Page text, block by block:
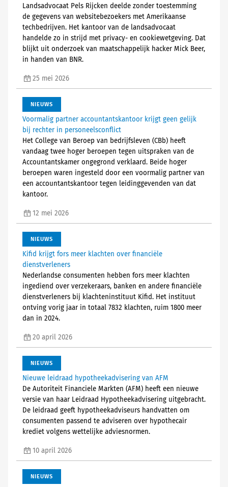
Landsadvocaat Pels Rijcken deelde zonder toestemming
de gegevens van websitebezoekers met Amerikaanse
techbedrijven. Het kantoor van de landsadvocaat
handelde zo in strijd met privacy- en cookiewetgeving. Dat
blijkt uit onderzoek van maatschappelijk hacker Mick Beer,
in handen van BNR.
25 mei 2026
NIEUWS
Voormalig partner accountantskantoor krijgt geen gelijk
bij rechter in personeelsconflict
Het College van Beroep van bedrijfsleven (CBb) heeft
vandaag twee hoger beroepen tegen uitspraken van de
Accountantskamer ongegrond verklaard. Beide hoger
beroepen waren ingesteld door een voormalig partner van
een accountantskantoor tegen leidinggevenden van dat
kantoor.
12 mei 2026
NIEUWS
Kifid krijgt fors meer klachten over financiële
dienstverleners
Nederlandse consumenten hebben fors meer klachten
ingediend over verzekeraars, banken en andere financiële
dienstverleners bij klachteninstituut Kifid. Het instituut
ontving vorig jaar in totaal 7832 klachten, ruim 1800 meer
dan in 2024.
20 april 2026
NIEUWS
Nieuwe leidraad hypotheekadvisering van AFM
De Autoriteit Financiele Markten (AFM) heeft een nieuwe
versie van haar Leidraad Hypotheekadvisering uitgebracht.
De leidraad geeft hypotheekadviseurs handvatten om
consumenten passend te adviseren over hypothecair
krediet volgens wettelijke adviesnormen.
10 april 2026
NIEUWS